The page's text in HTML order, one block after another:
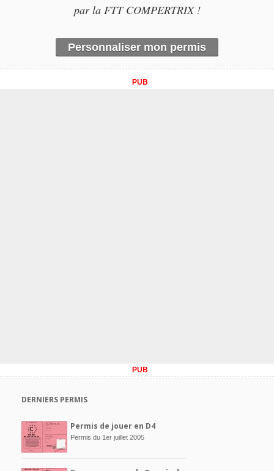
par la FTT COMPERTRIX !
Personnaliser mon permis
PUB
PUB
DERNIERS PERMIS
Permis de jouer en D4
Permis du 1er juillet 2005